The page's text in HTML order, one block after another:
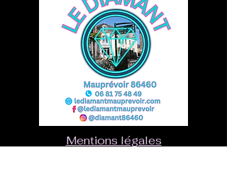
Mentions légales